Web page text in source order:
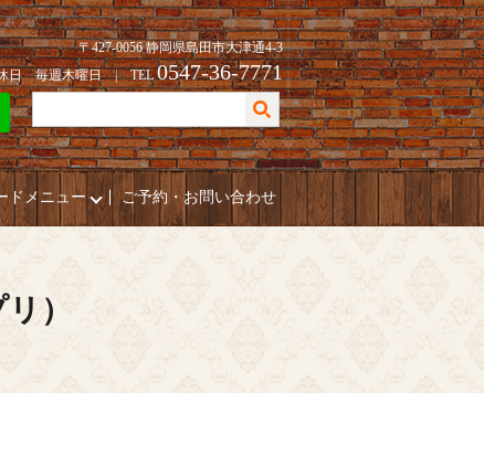
〒427-0056 静岡県島田市大津通4-3
日 毎週木曜日 | TEL0547-36-7771
ドメニュー ご予約・お問い合わせ
）